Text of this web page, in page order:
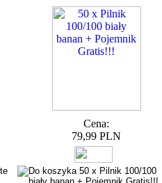
Cena:
79,99 PLN